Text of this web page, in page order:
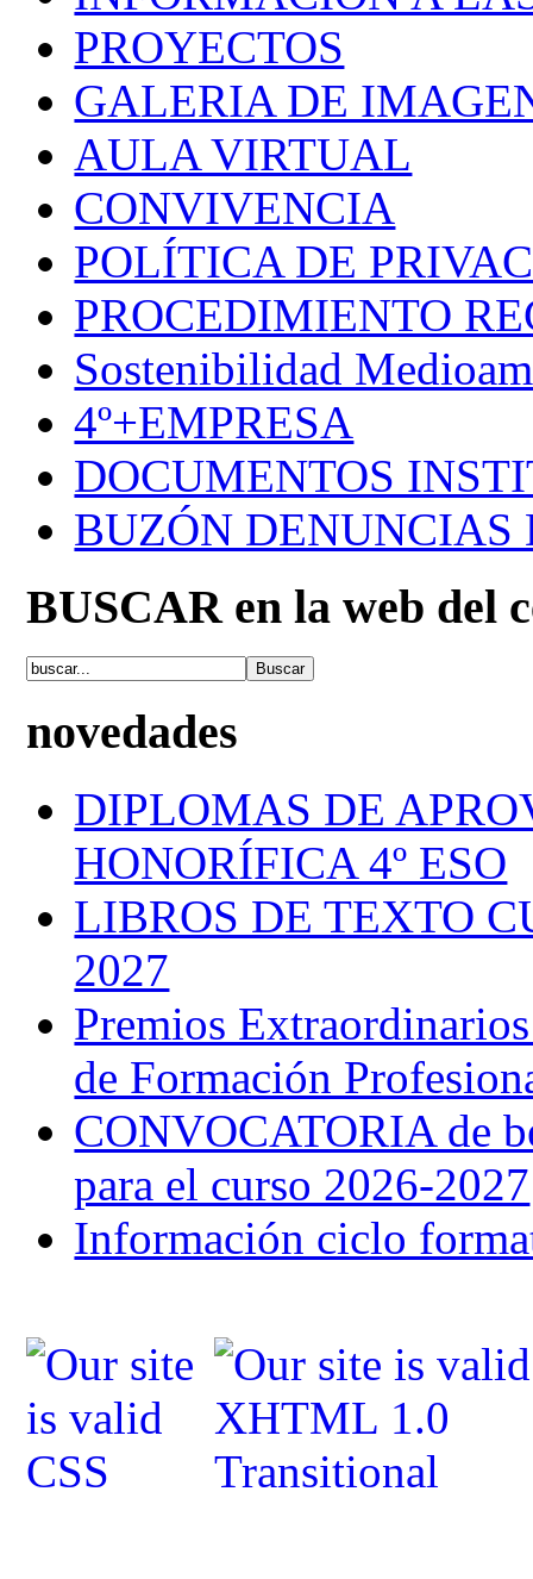
PROYECTOS
GALERIA DE
AULA VIRTUAL
CONVIVENCIA
POLÍTICA DE
PROCEDIMIENTO
Sostenibilidad
4º+EMPRESA
DOCUMENTOS
BUZÓN DENUNCIAS
BUSCAR en la web del
novedades
DIPLOMAS DE
HONORÍFICA 4º ESO
LIBROS DE TEXTO
2027
Premios
de Formación
CONVOCATORIA de
para el curso 2026-2027
Información ciclo